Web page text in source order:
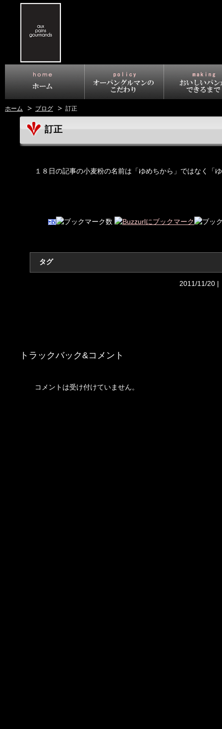
ホーム ブログ 訂正
訂正
１８日の記事の小麦粉の名前は「ゆめちから」ではなく「
タグ
2011/11/20 |
トラックバック&コメント
コメントは受け付けていません。